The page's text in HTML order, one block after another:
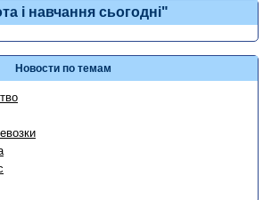
і навчання сьогодні"
Новости по темам